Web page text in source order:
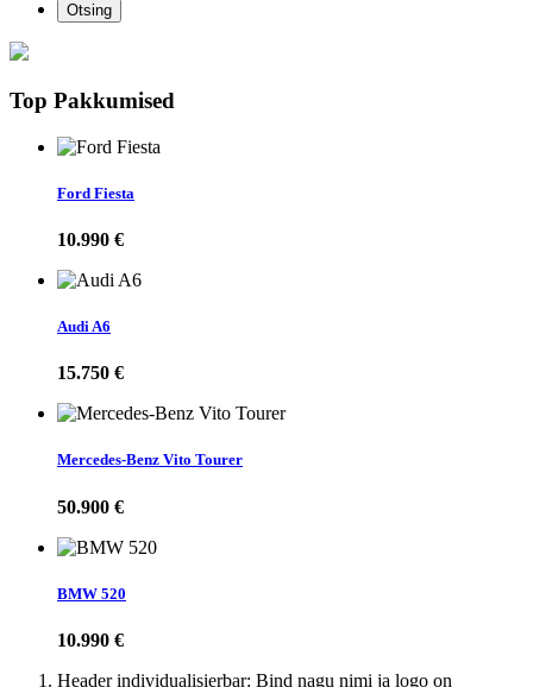
Otsing
Top Pakkumised
Ford Fiesta
10.990 €
Audi A6
15.750 €
Mercedes-Benz Vito Tourer
50.900 €
BMW 520
10.990 €
Header individualisierbar: Bind nagu nimi ja logo on